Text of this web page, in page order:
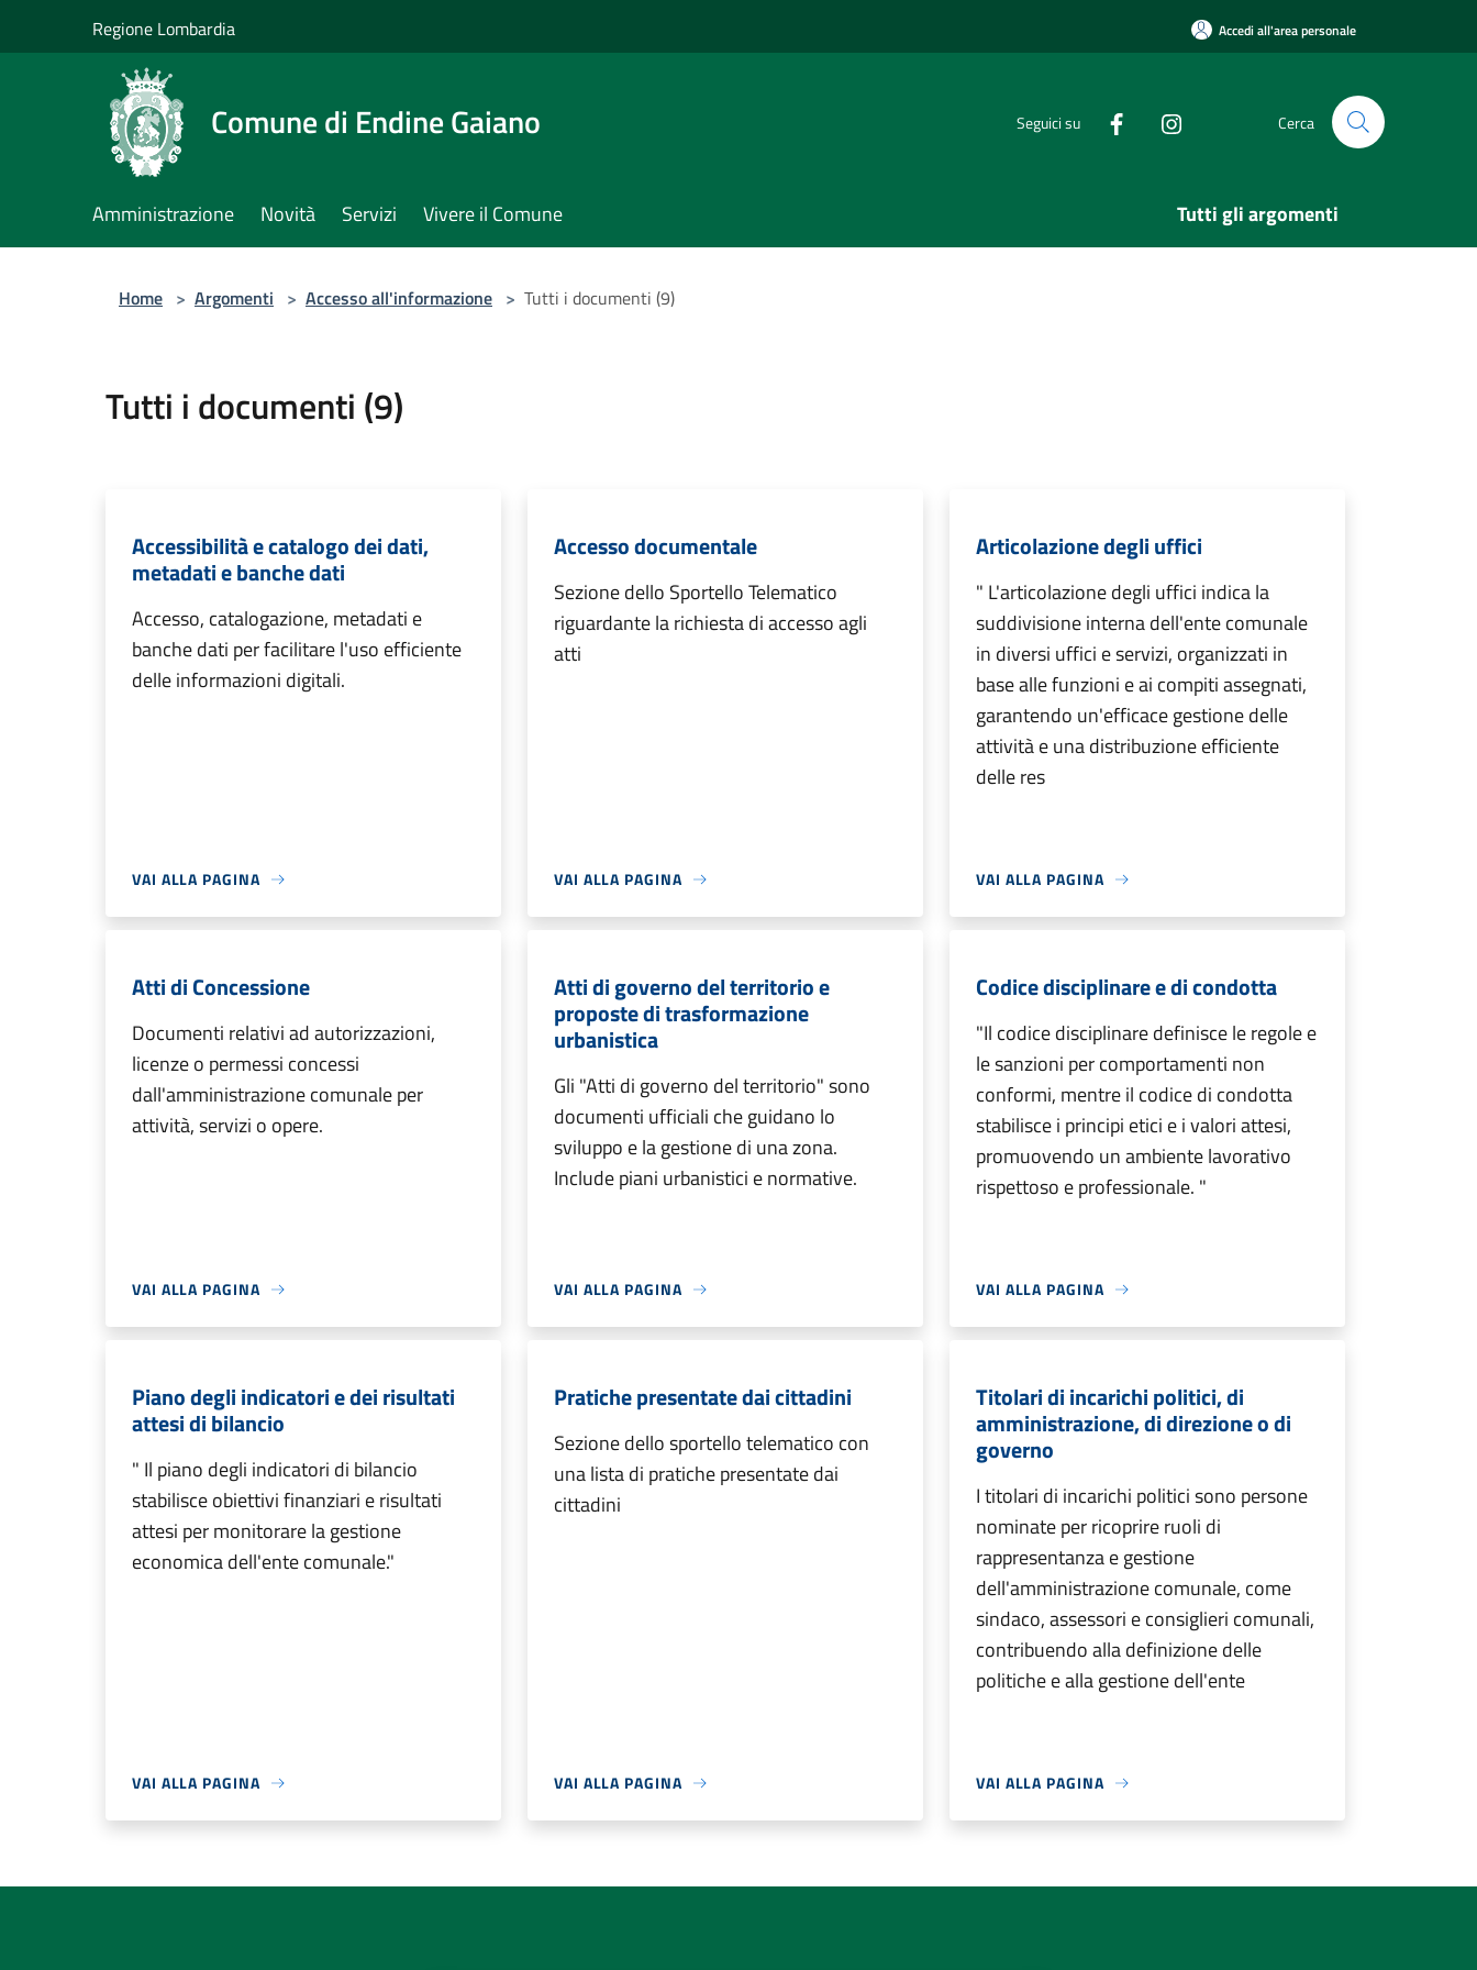
Regione Lombardia Accedi all'area personale
Comune di Endine Gaiano Seguici su Cerca
Amministrazione Novità Servizi Vivere il Comune Tutti gli argomenti
Home > Argomenti > Accesso all'informazione > Tutti i documenti (9)
Tutti i documenti (9)
Accessibilità e catalogo dei dati,
metadati e banche dati
Accesso, catalogazione, metadati e
banche dati per facilitare l'uso efficiente
delle informazioni digitali.
VAI ALLA PAGINA
Accesso documentale
Sezione dello Sportello Telematico
riguardante la richiesta di accesso agli
atti
VAI ALLA PAGINA
Articolazione degli uffici
" L'articolazione degli uffici indica la
suddivisione interna dell'ente comunale
in diversi uffici e servizi, organizzati in
base alle funzioni e ai compiti assegnati,
garantendo un'efficace gestione delle
attività e una distribuzione efficiente
delle res
VAI ALLA PAGINA
Atti di Concessione
Documenti relativi ad autorizzazioni,
licenze o permessi concessi
dall'amministrazione comunale per
attività, servizi o opere.
VAI ALLA PAGINA
Atti di governo del territorio e
proposte di trasformazione
urbanistica
Gli "Atti di governo del territorio" sono
documenti ufficiali che guidano lo
sviluppo e la gestione di una zona.
Include piani urbanistici e normative.
VAI ALLA PAGINA
Codice disciplinare e di condotta
"Il codice disciplinare definisce le regole e
le sanzioni per comportamenti non
conformi, mentre il codice di condotta
stabilisce i principi etici e i valori attesi,
promuovendo un ambiente lavorativo
rispettoso e professionale. "
VAI ALLA PAGINA
Piano degli indicatori e dei risultati
attesi di bilancio
" Il piano degli indicatori di bilancio
stabilisce obiettivi finanziari e risultati
attesi per monitorare la gestione
economica dell'ente comunale."
VAI ALLA PAGINA
Pratiche presentate dai cittadini
Sezione dello sportello telematico con
una lista di pratiche presentate dai
cittadini
VAI ALLA PAGINA
Titolari di incarichi politici, di
amministrazione, di direzione o di
governo
I titolari di incarichi politici sono persone
nominate per ricoprire ruoli di
rappresentanza e gestione
dell'amministrazione comunale, come
sindaco, assessori e consiglieri comunali,
contribuendo alla definizione delle
politiche e alla gestione dell'ente
VAI ALLA PAGINA